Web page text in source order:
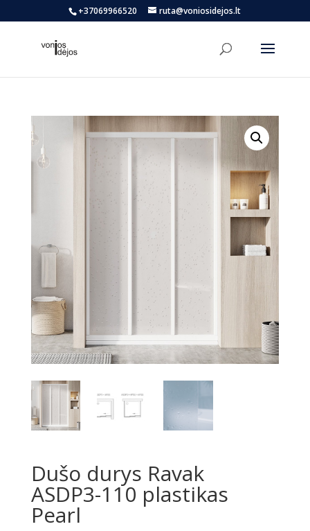
+37069966520 ruta@voniosidejos.lt
Dušo durys Ravak
ASDP3-110 plastikas
Pearl